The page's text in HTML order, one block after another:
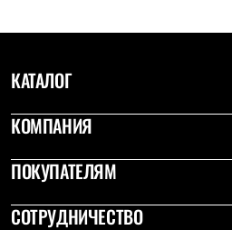
КАТАЛОГ
КОМПАНИЯ
ПОКУПАТЕЛЯМ
СОТРУДНИЧЕСТВО